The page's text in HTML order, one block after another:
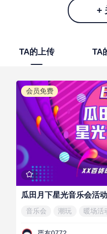
+
TA的上传 TA
会员免费
瓜田月下星光音乐会活
音乐会 潮玩 暖场活